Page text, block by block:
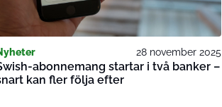
28 november 2025
abonnemang startar i två banker –
kan fler följa efter